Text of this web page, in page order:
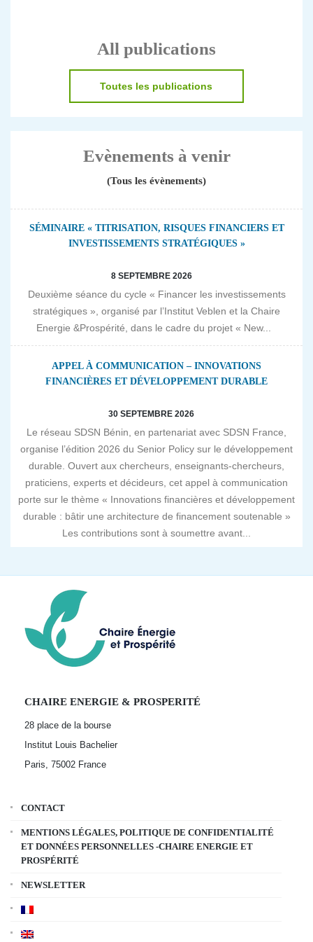
All publications
Toutes les publications
Evènements à venir
(Tous les évènements)
SÉMINAIRE « TITRISATION, RISQUES FINANCIERS ET
INVESTISSEMENTS STRATÉGIQUES »
8 SEPTEMBRE 2026
Deuxième séance du cycle « Financer les investissements
stratégiques », organisé par l’Institut Veblen et la Chaire
Energie &Prospérité, dans le cadre du projet « New...
APPEL À COMMUNICATION – INNOVATIONS
FINANCIÈRES ET DÉVELOPPEMENT DURABLE
30 SEPTEMBRE 2026
Le réseau SDSN Bénin, en partenariat avec SDSN France,
organise l’édition 2026 du Senior Policy sur le développement
durable. Ouvert aux chercheurs, enseignants-chercheurs,
praticiens, experts et décideurs, cet appel à communication
porte sur le thème « Innovations financières et développement
durable : bâtir une architecture de financement soutenable »
Les contributions sont à soumettre avant...
CHAIRE ENERGIE & PROSPERITÉ
28 place de la bourse
Institut Louis Bachelier
Paris, 75002 France
CONTACT
MENTIONS LÉGALES, POLITIQUE DE CONFIDENTIALITÉ
ET DONNÉES PERSONNELLES -CHAIRE ENERGIE ET
PROSPÉRITÉ
NEWSLETTER